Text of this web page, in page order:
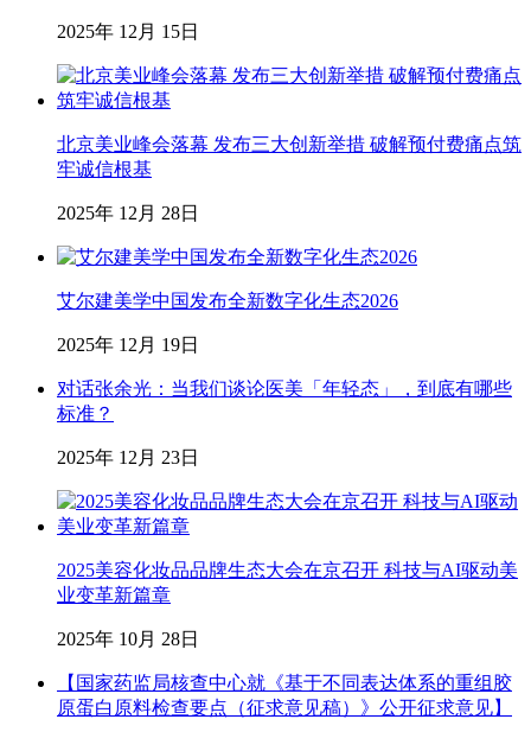
2025年 12月 15日
北京美业峰会落幕 发布三大创新举措 破解预付费痛点筑
牢诚信根基
2025年 12月 28日
艾尔建美学中国发布全新数字化生态2026
2025年 12月 19日
对话张余光：当我们谈论医美「年轻态」，到底有哪些
标准？
2025年 12月 23日
2025美容化妆品品牌生态大会在京召开 科技与AI驱动美
业变革新篇章
2025年 10月 28日
【国家药监局核查中心就《基于不同表达体系的重组胶
原蛋白原料检查要点（征求意见稿）》公开征求意见】